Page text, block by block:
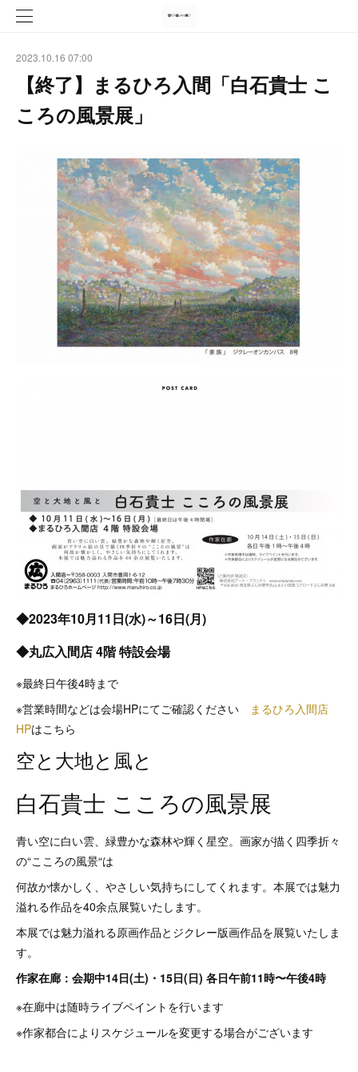
2023.10.16 07:00
【終了】まるひろ入間「白石貴士 こ
ころの風景展」
◆2023年10月11日(水)～16日(月)
◆丸広入間店 4階 特設会場
※最終日午後4時まで
※営業時間などは会場HPにてご確認ください
まるひろ入間店
HPはこちら
空と大地と風と
白石貴士 こころの風景展
青い空に白い雲、緑豊かな森林や輝く星空。画家が描く四季折々
の“こころの風景“は
何故か懐かしく、やさしい気持ちにしてくれます。本展では魅力
溢れる作品を40余点展覧いたします。
本展では魅力溢れる原画作品とジクレー版画作品を展覧いたしま
す。
作家在廊：会期中14日(土)・15日(日) 各日午前11時〜午後4時
※在廊中は随時ライブペイントを行います
※作家都合によりスケジュールを変更する場合がございます